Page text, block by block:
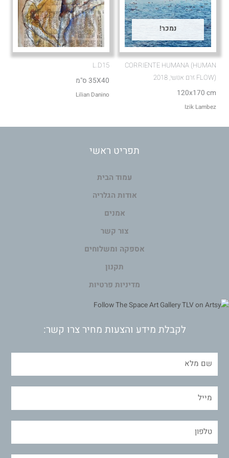
נמכר!
CORRIENTE HUMANA (HUMAN
FLOW) זרם אנושי, 2018
120x170 cm
Izik Lambez
L.D15
35X40 ס"מ
Lilian Danino
תפריט ראשי
עמוד הבית
אודות הגלריה
אמנים
צור קשר
אספקה ומשלוחים
תקנון
מדיניות פרטיות
לקבלת מידע והצעות מחיר צרו קשר: